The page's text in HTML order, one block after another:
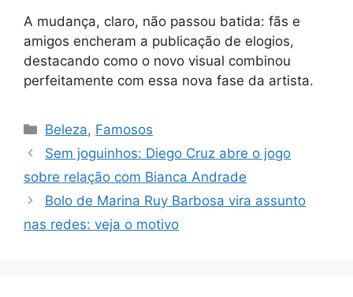
A mudança, claro, não passou batida: fãs e
amigos encheram a publicação de elogios,
destacando como o novo visual combinou
perfeitamente com essa nova fase da artista.
Categorias
Beleza, Famosos
Sem joguinhos: Diego Cruz abre o jogo
sobre relação com Bianca Andrade
Bolo de Marina Ruy Barbosa vira assunto
nas redes: veja o motivo